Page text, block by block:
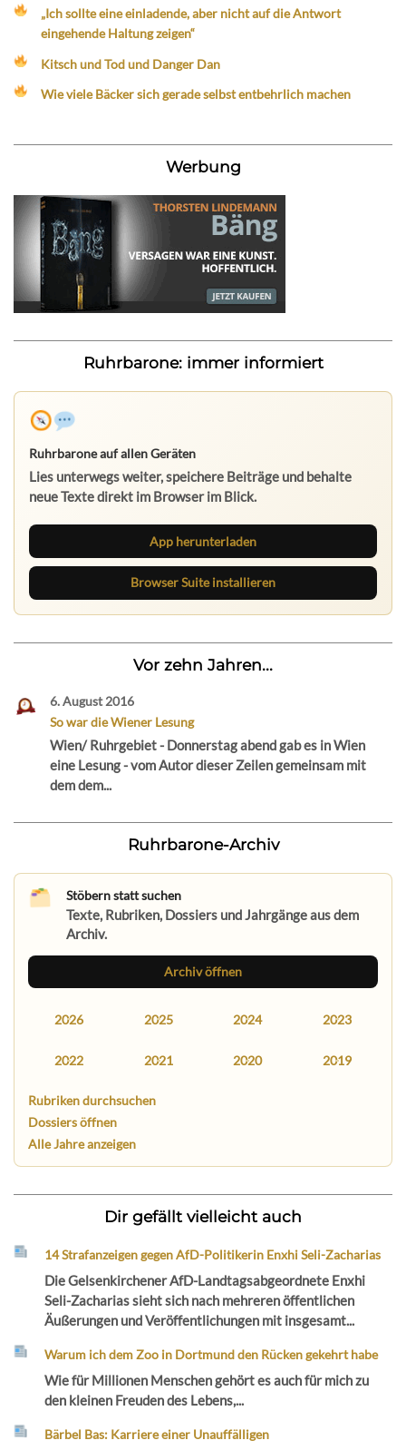
„Ich sollte eine einladende, aber nicht auf die Antwort
eingehende Haltung zeigen“
Kitsch und Tod und Danger Dan
Wie viele Bäcker sich gerade selbst entbehrlich machen
Werbung
Ruhrbarone: immer informiert
Ruhrbarone auf allen Geräten
Lies unterwegs weiter, speichere Beiträge und behalte
neue Texte direkt im Browser im Blick.
App herunterladen
Browser Suite installieren
Vor zehn Jahren...
6. August 2016
So war die Wiener Lesung
Wien/ Ruhrgebiet - Donnerstag abend gab es in Wien
eine Lesung - vom Autor dieser Zeilen gemeinsam mit
dem dem...
Ruhrbarone-Archiv
Stöbern statt suchen
Texte, Rubriken, Dossiers und Jahrgänge aus dem
Archiv.
Archiv öffnen
2026 2025 2024 2023
2022 2021 2020 2019
Rubriken durchsuchen
Dossiers öffnen
Alle Jahre anzeigen
Dir gefällt vielleicht auch
14 Strafanzeigen gegen AfD-Politikerin Enxhi Seli-Zacharias
Die Gelsenkirchener AfD-Landtagsabgeordnete Enxhi
Seli-Zacharias sieht sich nach mehreren öffentlichen
Äußerungen und Veröffentlichungen mit insgesamt...
Warum ich dem Zoo in Dortmund den Rücken gekehrt habe
Wie für Millionen Menschen gehört es auch für mich zu
den kleinen Freuden des Lebens,...
Bärbel Bas: Karriere einer Unauffälligen